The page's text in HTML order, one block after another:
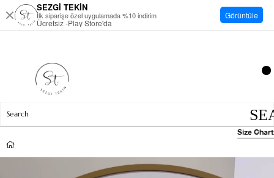
Size Chart
SEZGİ TEKİN
İlk siparişe özel uygulamada %10 indirim
Ücretsiz -Play Store'da
Görüntüle